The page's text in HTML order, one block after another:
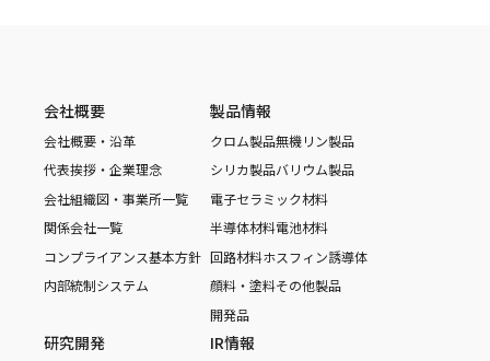
会社概要
会社概要・沿革
代表挨拶・企業理念
会社組織図・事業所一覧
関係会社一覧
コンプライアンス基本方針
内部統制システム
製品情報
クロム製品無機リン製品
シリカ製品バリウム製品
電子セラミック材料
半導体材料電池材料
回路材料ホスフィン誘導体
顔料・塗料その他製品
開発品
研究開発 IR情報